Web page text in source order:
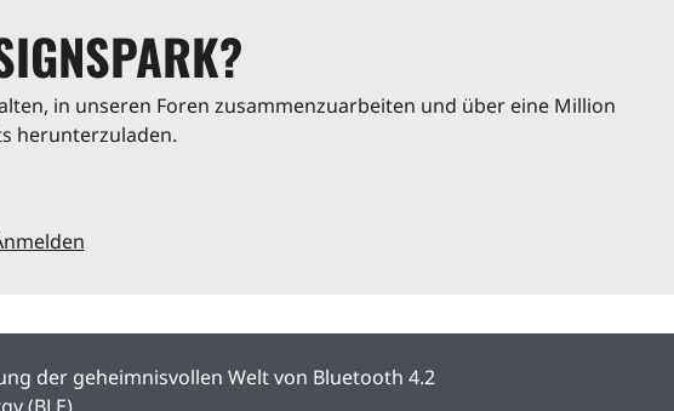
in unseren Foren zusammenzuarbeiten und über eine Million
herunterzuladen.
der geheimnisvollen Welt von Bluetooth 4.2